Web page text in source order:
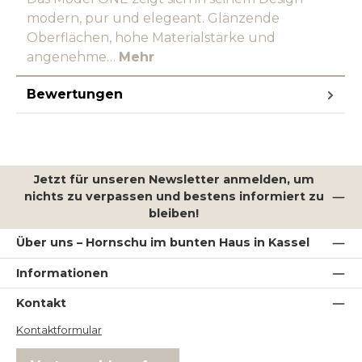
modern, pur und elegeant. Glänzende
Oberflächen, hohe Materialstärke und
angenehme… Mehr
Bewertungen
Jetzt für unseren Newsletter anmelden, um
nichts zu verpassen und bestens informiert zu
bleiben!
Über uns – Hornschu im bunten Haus in Kassel
Informationen
Kontakt
Kontaktformular